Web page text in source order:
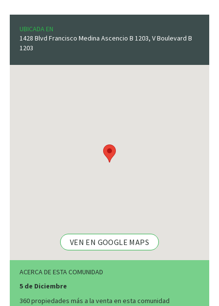
UBICADA EN
1428 Blvd Francisco Medina Ascencio B 1203, V Boulevard B
1203
VEN EN GOOGLE MAPS
ACERCA DE ESTA COMUNIDAD
5 de Diciembre
360 propiedades más a la venta en esta comunidad